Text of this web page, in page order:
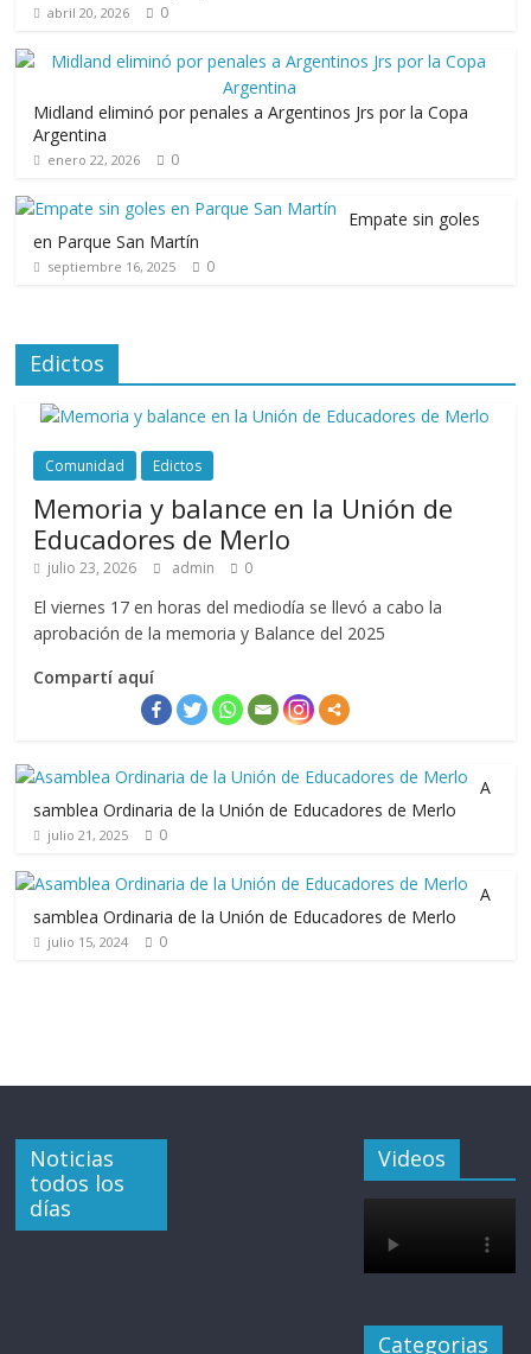
abril 20, 2026 0
Midland eliminó por penales a Argentinos Jrs por la Copa
Argentina
enero 22, 2026 0
Empate sin goles
en Parque San Martín
septiembre 16, 2025 0
Edictos
Comunidad Edictos
Memoria y balance en la Unión de
Educadores de Merlo
julio 23, 2026 admin 0
El viernes 17 en horas del mediodía se llevó a cabo la
aprobación de la memoria y Balance del 2025
Compartí aquí
A
samblea Ordinaria de la Unión de Educadores de Merlo
julio 21, 2025 0
A
samblea Ordinaria de la Unión de Educadores de Merlo
julio 15, 2024 0
Noticias
todos los
días
Videos
Categorias